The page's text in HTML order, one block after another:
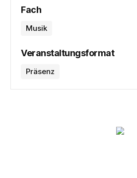
Fach
Musik
Veranstaltungsformat
Präsenz